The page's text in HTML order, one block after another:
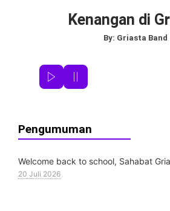
Kenangan di
By: Griasta Band
Pengumuman
Welcome back to school, Sahabat
20 Juli 2026